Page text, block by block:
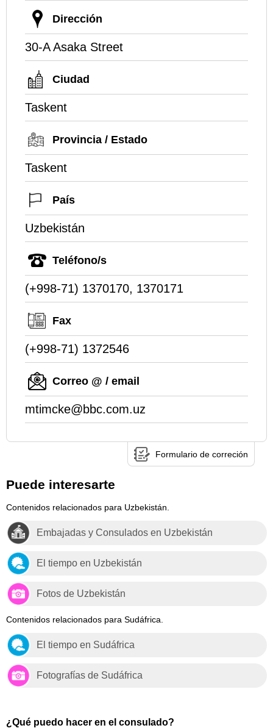
Dirección
30-A Asaka Street
Ciudad
Taskent
Provincia / Estado
Taskent
País
Uzbekistán
Teléfono/s
(+998-71) 1370170, 1370171
Fax
(+998-71) 1372546
Correo @ / email
mtimcke@bbc.com.uz
Formulario de correción
Puede interesarte
Contenidos relacionados para Uzbekistán.
Embajadas y Consulados en Uzbekistán
El tiempo en Uzbekistán
Fotos de Uzbekistán
Contenidos relacionados para Sudáfrica.
El tiempo en Sudáfrica
Fotografías de Sudáfrica
¿Qué puedo hacer en el consulado?